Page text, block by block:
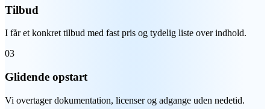
Tilbud
I får et konkret tilbud med fast pris og tydelig liste over indhold.
03
Glidende opstart
Vi overtager dokumentation, licenser og adgange uden nedetid.